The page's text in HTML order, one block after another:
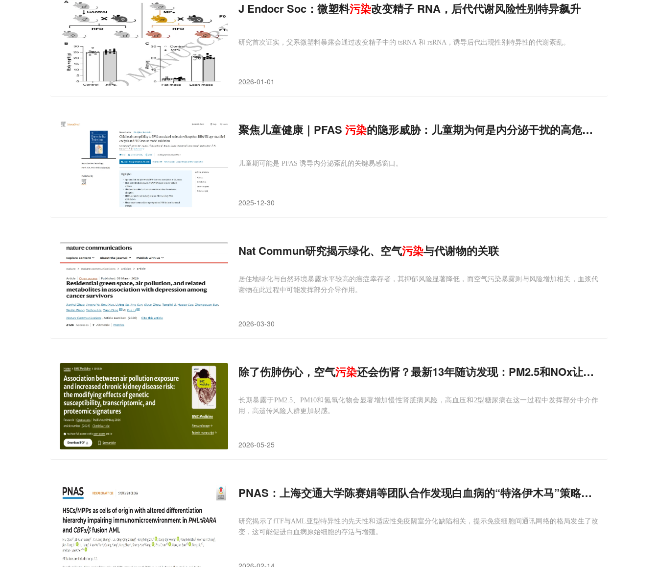
J Endocr Soc：微塑料污染改变精子 RNA，后代代谢风险性别特异飙升
研究首次证实，父系微塑料暴露会通过改变精子中的 tsRNA 和 rsRNA，诱导后代出现性别特异性的代谢紊乱。
2026-01-01
聚焦儿童健康｜PFAS 污染的隐形威胁：儿童期为何是内分泌干扰的高危阶段
儿童期可能是 PFAS 诱导内分泌紊乱的关键易感窗口。
2025-12-30
Nat Commun研究揭示绿化、空气污染与代谢物的关联
居住地绿化与自然环境暴露水平较高的癌症幸存者，其抑郁风险显著降低，而空气污染暴露则与风险增加相关，血浆代
谢物在此过程中可能发挥部分介导作用。
2026-03-30
除了伤肺伤心，空气污染还会伤肾？最新13年随访发现：PM2.5和NOx让慢性肾脏病风
长期暴露于PM2.5、PM10和氮氧化物会显著增加慢性肾脏病风险，高血压和2型糖尿病在这一过程中发挥部分中介作
用，高遗传风险人群更加易感。
2026-05-25
PNAS：上海交通大学陈赛娟等团队合作发现白血病的“特洛伊木马”策略：干细胞来源
研究揭示了fTF与AML亚型特异性的先天性和适应性免疫隔室分化缺陷相关，提示免疫细胞间通讯网络的格局发生了改
变，这可能促进白血病原始细胞的存活与增殖。